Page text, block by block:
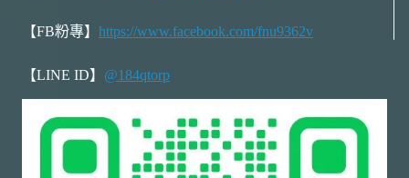
【FB粉專】 https://www.facebook.com/fnu9362v
【LINE ID】 @184qtorp